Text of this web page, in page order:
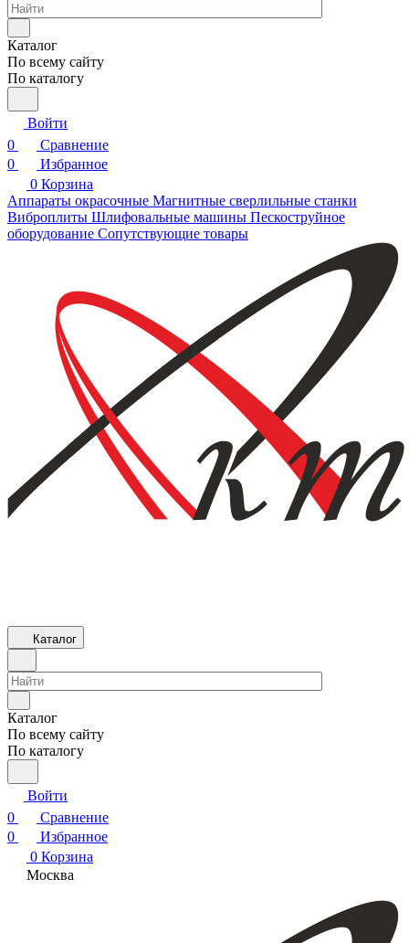
Каталог
По всему сайту
По каталогу
Войти
0
Сравнение
0
Избранное
0 Корзина
Аппараты окрасочные Магнитные сверлильные станки
Виброплиты Шлифовальные машины Пескоструйное
оборудование Сопутствующие товары
Каталог
Каталог
По всему сайту
По каталогу
Войти
0
Сравнение
0
Избранное
0 Корзина
Москва